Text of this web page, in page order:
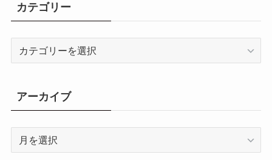
カテゴリー
リ
ー
アーカイブ